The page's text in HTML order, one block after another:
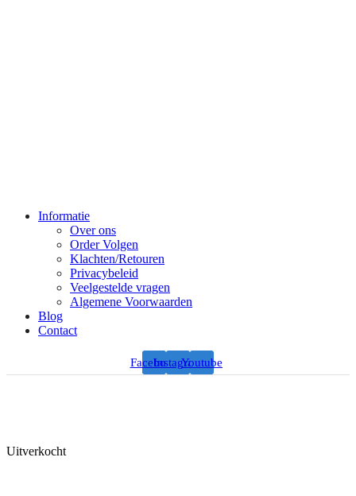
Informatie
Over ons
Order Volgen
Klachten/Retouren
Privacybeleid
Veelgestelde vragen
Algemene Voorwaarden
Blog
Contact
FacebookInstagramYoutube
Uitverkocht